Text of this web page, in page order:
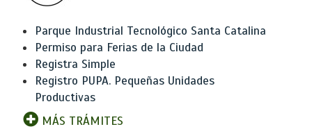
Parque Industrial Tecnológico Santa Catalina
Permiso para Ferias de la Ciudad
Registra Simple
Registro PUPA. Pequeñas Unidades
Productivas
MÁS TRÁMITES